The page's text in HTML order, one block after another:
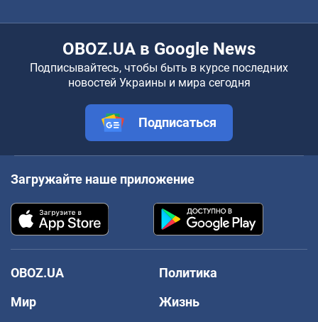
OBOZ.UA в Google News
Подписывайтесь, чтобы быть в курсе последних
новостей Украины и мира сегодня
Подписаться
Загружайте наше приложение
OBOZ.UA
Политика
Мир
Жизнь